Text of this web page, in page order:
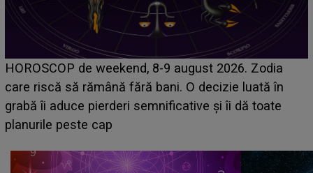
Emanuel a ținut ACEST DETALIU ASCUNS până
acum! În fața Alexandrei, concurentul din Casa Iubirii
face o MĂRTURISIRE NEAȘTEPTATĂ despre mama
sa: "I-am spus și ei în față, eu nu te iubesc pentru